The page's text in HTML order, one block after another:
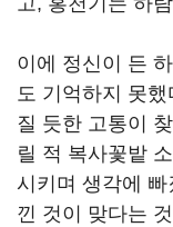
이에 정신이 든
도 기억하지 못했
질 듯한 고통이
릴 적 복사꽃밭
시키며 생각에 빠
낀 것이 맞다는